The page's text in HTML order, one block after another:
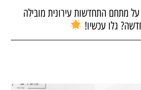
על מתחם התחדשות עירונית מובילה
גלו עכשיו!